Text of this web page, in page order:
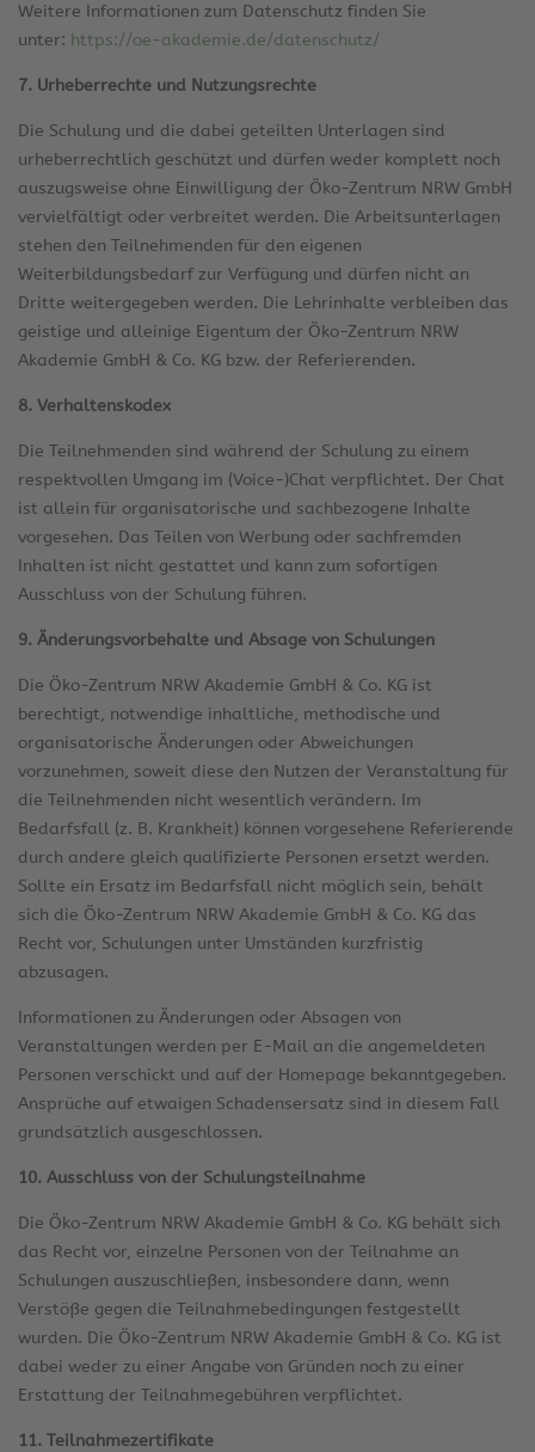
Weitere Informationen zum Datenschutz finden Sie
unter: https://oe-akademie.de/datenschutz/
7. Urheberrechte und Nutzungsrechte
Die Schulung und die dabei geteilten Unterlagen sind
urheberrechtlich geschützt und dürfen weder komplett noch
auszugsweise ohne Einwilligung der Öko-Zentrum NRW GmbH
vervielfältigt oder verbreitet werden. Die Arbeitsunterlagen
stehen den Teilnehmenden für den eigenen
Weiterbildungsbedarf zur Verfügung und dürfen nicht an
Dritte weitergegeben werden. Die Lehrinhalte verbleiben das
geistige und alleinige Eigentum der Öko-Zentrum NRW
Akademie GmbH & Co. KG bzw. der Referierenden.
8. Verhaltenskodex
Die Teilnehmenden sind während der Schulung zu einem
respektvollen Umgang im (Voice-)Chat verpflichtet. Der Chat
ist allein für organisatorische und sachbezogene Inhalte
vorgesehen. Das Teilen von Werbung oder sachfremden
Inhalten ist nicht gestattet und kann zum sofortigen
Ausschluss von der Schulung führen.
9. Änderungsvorbehalte und Absage von Schulungen
Die Öko-Zentrum NRW Akademie GmbH & Co. KG ist
berechtigt, notwendige inhaltliche, methodische und
organisatorische Änderungen oder Abweichungen
vorzunehmen, soweit diese den Nutzen der Veranstaltung für
die Teilnehmenden nicht wesentlich verändern. Im
Bedarfsfall (z. B. Krankheit) können vorgesehene Referierende
durch andere gleich qualifizierte Personen ersetzt werden.
Sollte ein Ersatz im Bedarfsfall nicht möglich sein, behält
sich die Öko-Zentrum NRW Akademie GmbH & Co. KG das
Recht vor, Schulungen unter Umständen kurzfristig
abzusagen.
Informationen zu Änderungen oder Absagen von
Veranstaltungen werden per E-Mail an die angemeldeten
Personen verschickt und auf der Homepage bekanntgegeben.
Ansprüche auf etwaigen Schadensersatz sind in diesem Fall
grundsätzlich ausgeschlossen.
10. Ausschluss von der Schulungsteilnahme
Die Öko-Zentrum NRW Akademie GmbH & Co. KG behält sich
das Recht vor, einzelne Personen von der Teilnahme an
Schulungen auszuschließen, insbesondere dann, wenn
Verstöße gegen die Teilnahmebedingungen festgestellt
wurden. Die Öko-Zentrum NRW Akademie GmbH & Co. KG ist
dabei weder zu einer Angabe von Gründen noch zu einer
Erstattung der Teilnahmegebühren verpflichtet.
11. Teilnahmezertifikate